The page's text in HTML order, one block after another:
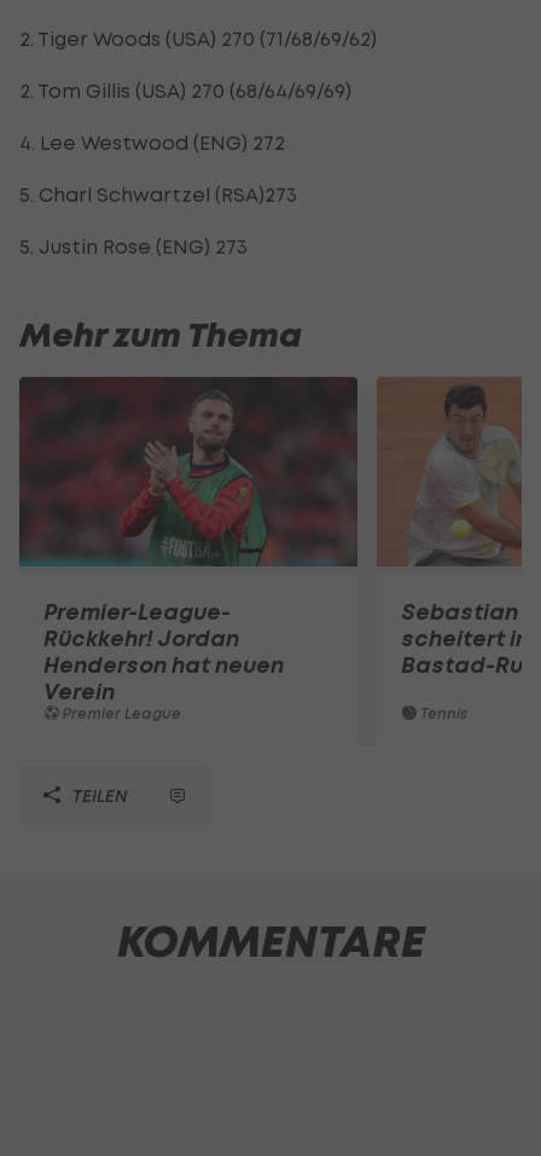
2. Tiger Woods (USA) 270 (71/68/69/62)
2. Tom Gillis (USA) 270 (68/64/69/69)
4. Lee Westwood (ENG) 272
5. Charl Schwartzel (RSA)273
5. Justin Rose (ENG) 273
Mehr zum Thema
Premier-League-
Rückkehr! Jordan
Henderson hat neuen
Verein
Premier League
Sebastian
scheitert in
Bastad-
Tennis
TEILEN
KOMMENTARE